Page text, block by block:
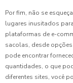
Por fim, não se
lugares inusitados
plataformas de e-
sacolas, desde
pode encontrar
quantidades, o que
diferentes sites, você